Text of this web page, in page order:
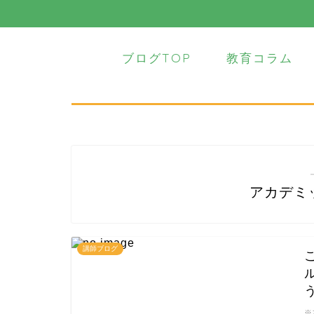
ブログTOP 教育コラム
アカデミ
講師ブログ